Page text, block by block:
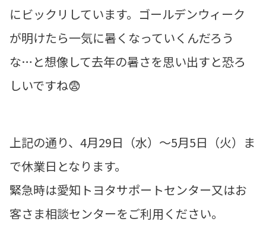
にビックリしています。ゴールデンウィーク
が明けたら一気に暑くなっていくんだろう
な…と想像して去年の暑さを思い出すと恐ろ
しいですね😨
上記の通り、4月29日（水）～5月5日（火）ま
で休業日となります。
緊急時は愛知トヨタサポートセンター又はお
客さま相談センターをご利用ください。